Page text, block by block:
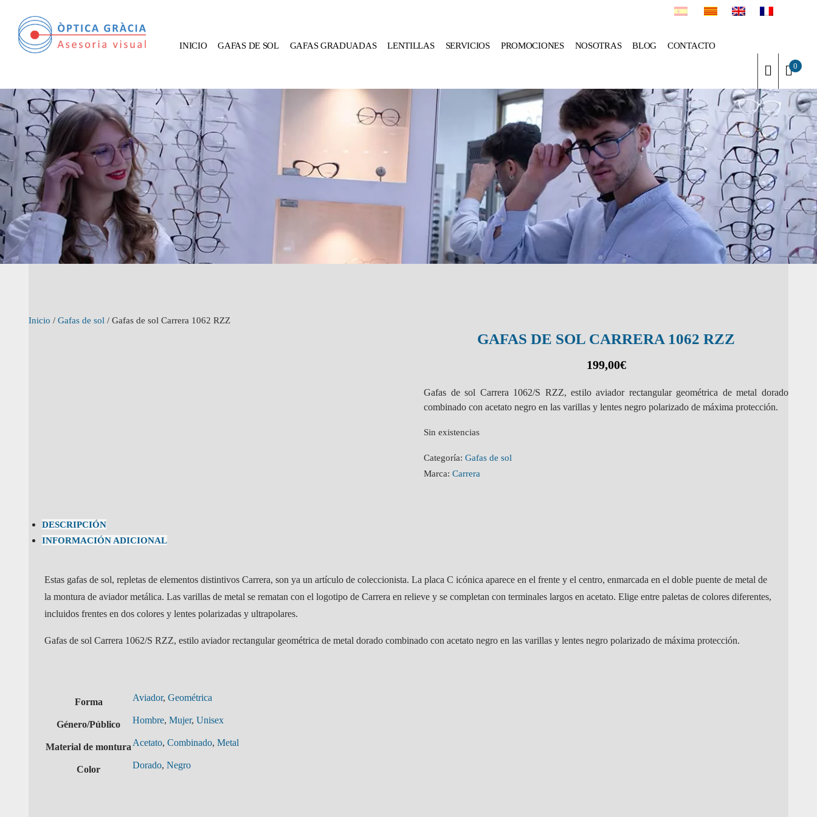
INICIO GAFAS DE SOL GAFAS GRADUADAS LENTILLAS SERVICIOS PROMOCIONES NOSOTRAS BLOG CONTACTO
0
Inicio / Gafas de sol / Gafas de sol Carrera 1062 RZZ
GAFAS DE SOL CARRERA 1062 RZZ
199,00€
Gafas de sol Carrera 1062/S RZZ, estilo aviador rectangular geométrica de metal dorado
combinado con acetato negro en las varillas y lentes negro polarizado de máxima protección.
Sin existencias
Categoría: Gafas de sol
Marca: Carrera
DESCRIPCIÓN
INFORMACIÓN ADICIONAL
Estas gafas de sol, repletas de elementos distintivos Carrera, son ya un artículo de coleccionista. La placa C icónica aparece en el frente y el centro, enmarcada en el doble puente de metal de
la montura de aviador metálica. Las varillas de metal se rematan con el logotipo de Carrera en relieve y se completan con terminales largos en acetato. Elige entre paletas de colores diferentes,
incluidos frentes en dos colores y lentes polarizadas y ultrapolares.
Gafas de sol Carrera 1062/S RZZ, estilo aviador rectangular geométrica de metal dorado combinado con acetato negro en las varillas y lentes negro polarizado de máxima protección.
Forma Aviador, Geométrica
Género/Público Hombre, Mujer, Unisex
Material de montura Acetato, Combinado, Metal
Color Dorado, Negro